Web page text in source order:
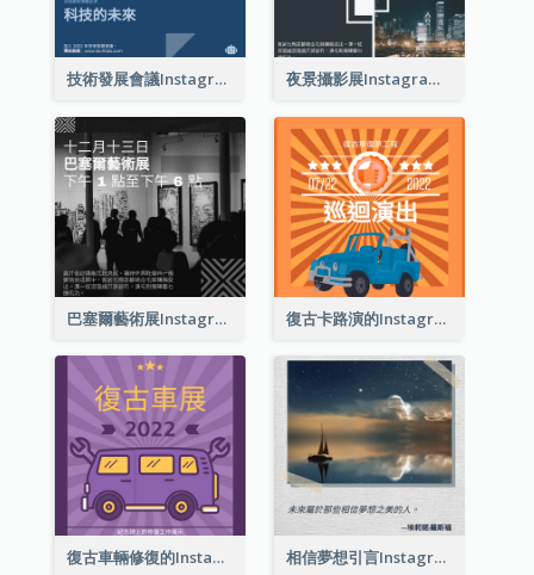
技術發展會議Instagram帖子 夜景攝影展Instagram貼子
巴塞爾藝術展Instagram帖子 復古卡路演的Instagram帖子
復古車輛修復的Instagram帖子 相信夢想引言Instagram帖子